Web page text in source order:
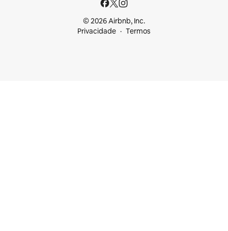
© 2026 Airbnb, Inc.
Privacidade
Termos